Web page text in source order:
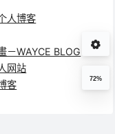
人博客
－WAYCE BLOG
网站
客
72%